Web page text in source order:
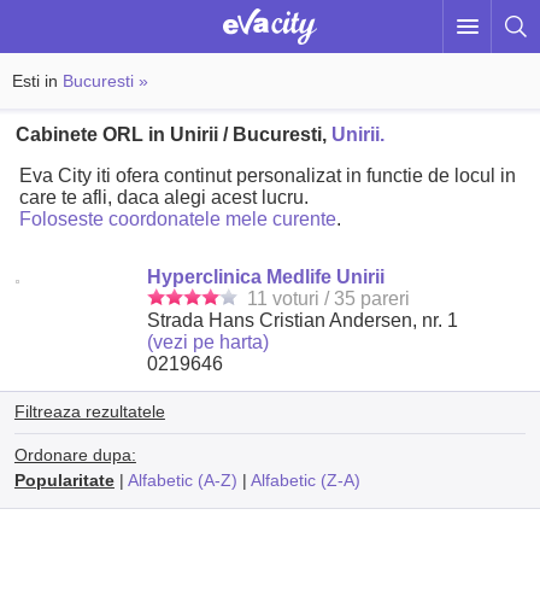
Esti in Bucuresti »
Cabinete ORL in Unirii / Bucuresti, Unirii.
Eva City iti ofera continut personalizat in functie de locul in
care te afli, daca alegi acest lucru.
Foloseste coordonatele mele curente.
Hyperclinica Medlife Unirii
11 voturi / 35 pareri
Strada Hans Cristian Andersen, nr. 1
(vezi pe harta)
0219646
Filtreaza rezultatele
Ordonare dupa:
Popularitate| Alfabetic (A-Z) | Alfabetic (Z-A)